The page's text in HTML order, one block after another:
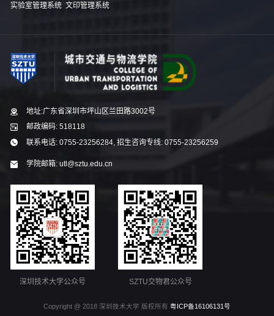
实验室管理系统 文印管理系统
地址:广东省深圳市坪山区兰田路3002号
邮政编码: 518118
联系电话: 0755-23256284, 招生咨询专线: 0755-23256259
学院邮箱: utl@sztu.edu.cn
深圳技术大学公众号 SZTU交物君公众号
Copyright @ 2018 深圳技术大学 版权所有 粤ICP备16106131号